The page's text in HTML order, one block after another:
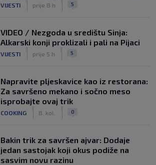
VIJESTI prije 8 h 5
VIDEO / Nezgoda u središtu Sinja:
Alkarski konji proklizali i pali na Pijaci
VIJESTI prije 5 h 5
Napravite pljeskavice kao iz restorana:
Za savršeno mekano i sočno meso
isprobajte ovaj trik
COOKING 8. kol. 0
Bakin trik za savršen ajvar: Dodaje
jedan sastojak koji okus podiže na
sasvim novu razinu